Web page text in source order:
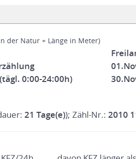
der Natur + Länge in Meter)
0:00-24:00h)
21 Tage(e)); Zähl-Nr.: 2010